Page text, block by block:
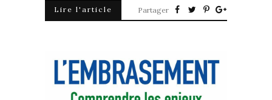
Lire l'article Partager